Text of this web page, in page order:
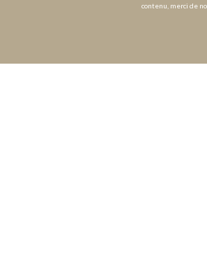
contenu, merci de